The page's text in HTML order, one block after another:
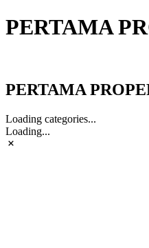
PERTAMA
PERTAMA
Loading categories...
Loading...